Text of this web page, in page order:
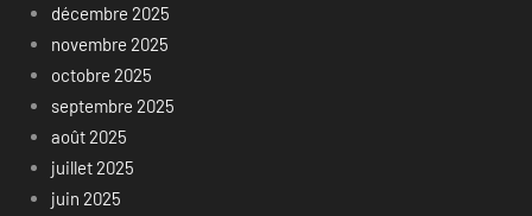
décembre 2025
novembre 2025
octobre 2025
septembre 2025
août 2025
juillet 2025
juin 2025